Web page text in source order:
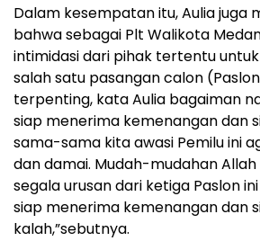
Dalam kesempatan itu, Aulia juga
bahwa sebagai Plt Walikota
intimidasi dari pihak tertentu
salah satu pasangan calon
terpenting, kata Aulia bagaiman
siap menerima kemenangan dan
sama-sama kita awasi Pemilu ini
dan damai. Mudah-mudahan
segala urusan dari ketiga Paslon
siap menerima kemenangan dan
kalah,”sebutnya.